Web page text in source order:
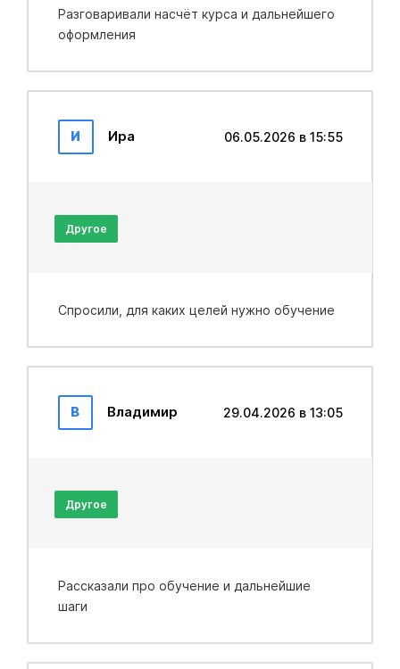
Разговаривали насчёт курса и дальнейшего
оформления
И Ира 06.05.2026 в 15:55
Другое
Спросили, для каких целей нужно обучение
В Владимир 29.04.2026 в 13:05
Другое
Рассказали про обучение и дальнейшие
шаги